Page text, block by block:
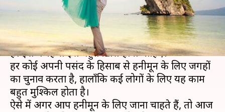
शादी की तरह ही हनीमून भी जीवनभर का अनुभव होता
है। इस वजह से इसे बहुत ख़ास होना चाहिए।
हर कोई अपनी पसंद के हिसाब से हनीमून के लिए जगहों
का चुनाव करता है, हालाँकि कई लोगों के लिए यह काम
बहुत मुश्किल होता है।
ऐसे में अगर आप हनीमून के लिए जाना चाहते हैं, तो आज